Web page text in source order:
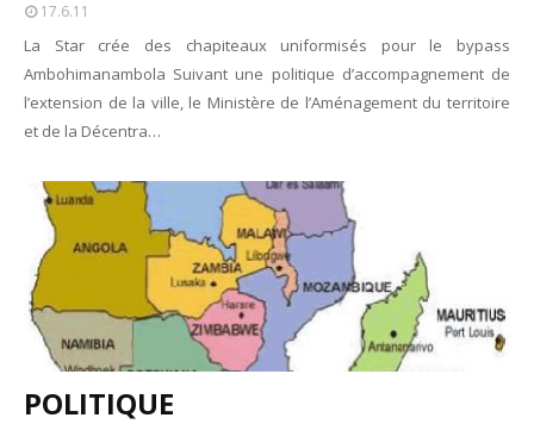
17.6.11
La Star crée des chapiteaux uniformisés pour le bypass
Ambohimanambola Suivant une politique d’accompagnement de
l’extension de la ville, le Ministère de l’Aménagement du territoire
et de la Décentra…
POLITIQUE